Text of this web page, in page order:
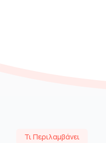
Τι Περιλαμβάνει